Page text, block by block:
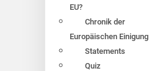
EU?
Chronik der
Europäischen Einigung
Statements
Quiz